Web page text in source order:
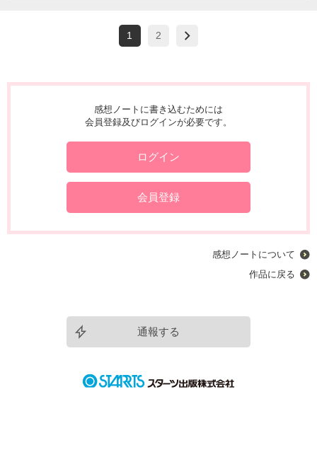
1 2
感想ノートに書き込むためには
会員登録及びログインが必要です。
ログイン
会員登録
感想ノートについて
作品に戻る
通報する